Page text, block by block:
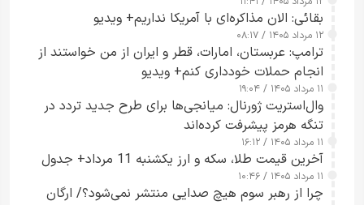
بقائی: الان مذاکره‌ای با آمریکا نداریم+ ویدیو
۱۲ مرداد ۱۴۰۵ / ۰۸:۱۷
ترامپ: عربستان، امارات، قطر و ایران از من خواستند از
انجام حملات خودداری کنم+ ویدیو
۱۱ مرداد ۱۴۰۵ / ۱۹:۰۴
وال‌استریت ژورنال: میانجی‌ها برای طرح جدید تردد در
تنگه هرمز پیشرفت کرده‌اند
۱۱ مرداد ۱۴۰۵ / ۱۶:۱۲
آخرین قیمت طلا، سکه و ارز یکشنبه 11 مرداد+ جدول
۱۱ مرداد ۱۴۰۵ / ۱۰:۴۶
چرا از رهبر سوم هیچ صدایی منتشر نمی‌شود؟/ ارگان